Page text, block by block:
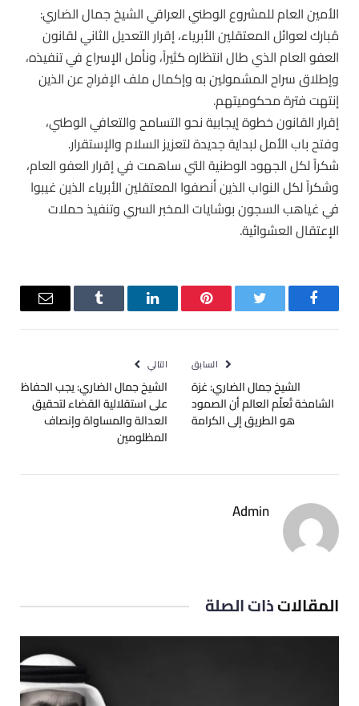
الأمين العام للمشروع الوطني العراقي الشيخ جمال الضاري:
مُبارك لعوائل المعتقلين الأبرياء، إقرار التعديل الثاني لقانون
العفو العام الذي طال انتظاره كثيراً، ونأمل الإسراع في تنفيذه،
وإطلاق سراح المشمولين به وإكمال ملف الإفراج عن الذين
إنتهت فترة محكوميتهم.
إقرار القانون خطوة إيجابية نحو التسامح والتعافي الوطني،
وفتح باب الأمل لبداية جديدة لتعزيز السلام والإستقرار.
شكراً لكل الجهود الوطنية التي ساهمت في إقرار العفو العام،
وشكراً لكل النواب الذين أنصفوا المعتقلين الأبرياء الذين غيبوا
في غياهب السجون بوشايات المخبر السري وتنفيذ حملات
الإعتقال العشوائية.
فيسبوك تويتر بينتيريستلينكدإن Tumblr
البريد
السابق
الشيخ جمال الضاري: غزة
الشامخة تُعلّم العالم أن الصمود
هو الطريق إلى الكرامة
التالي
الشيخ جمال الضاري: يجب الحفاظ
على استقلالية القضاء لتحقيق
العدالة والمساواة وإنصاف
المظلومين
Admin
المقالاتذات الصلة